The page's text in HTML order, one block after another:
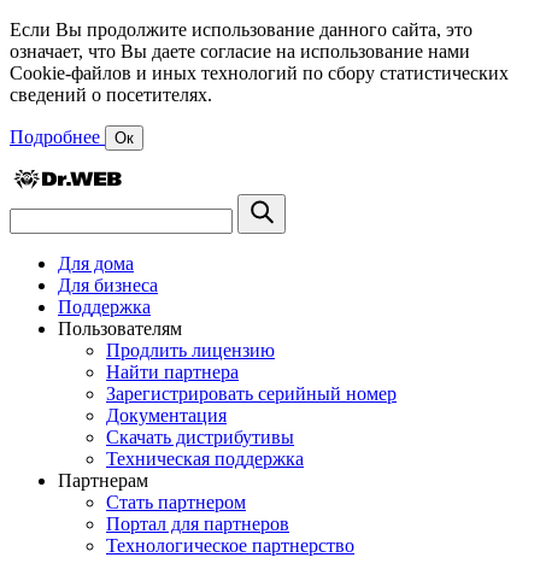
Если Вы продолжите использование данного сайта, это
означает, что Вы даете согласие на использование нами
Cookie-файлов и иных технологий по сбору статистических
сведений о посетителях.
Подробнее Ок
Для дома
Для бизнеса
Поддержка
Пользователям
Продлить лицензию
Найти партнера
Зарегистрировать серийный номер
Документация
Скачать дистрибутивы
Техническая поддержка
Партнерам
Стать партнером
Портал для партнеров
Технологическое партнерство